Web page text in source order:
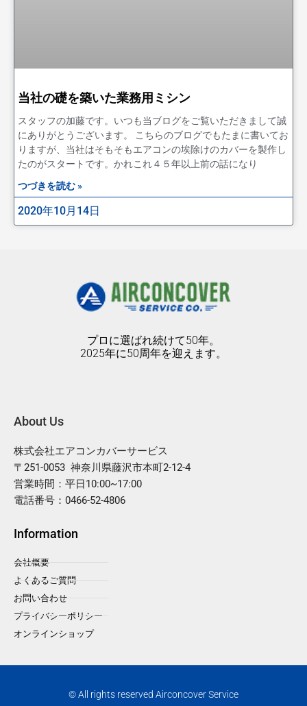
当社の礎を築いた業務用ミシン
スタッフの加藤です。いつも当ブログをご覧いただきまして誠
にありがとうございます。 こちらのブログでもたまに書いてお
りますが、当社はそもそもエアコンの埃除けのカバーを製作し
たのがスタートです。かれこれ４５年以上前の話になり
つづきを読む »
2020年10月14日
プロに選ばれ続けて50年。
2025年に50周年を迎えます。
About Us
株式会社エアコンカバーサービス
〒251-0053 神奈川県藤沢市本町2-12-4
営業時間：平日10:00~17:00
電話番号：0466-52-4806
Information
会社概要
よくあるご質問
お問い合わせ
プライバシーポリシー
オンラインショップ
© All rights reserved Airconcover Service